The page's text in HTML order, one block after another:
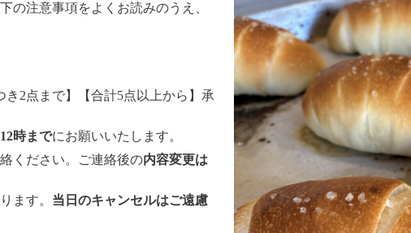
の注意事項をよくお読みのうえ、
2点まで】【合計5点以上から】承
12時までにお願いいたします。
ください。ご連絡後の内容変更は
ます。 当日のキャンセルはご遠慮